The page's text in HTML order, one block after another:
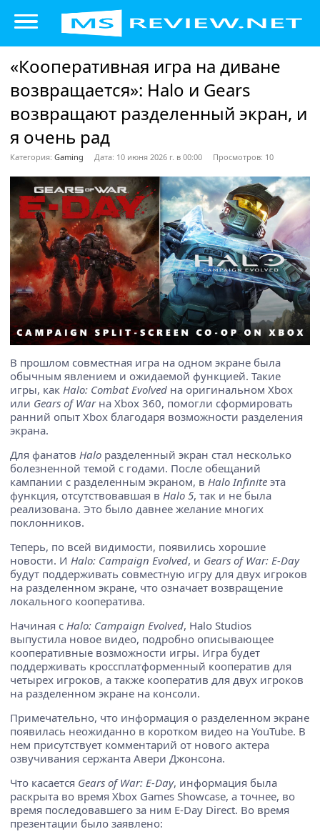
«Кооперативная игра на диване
возвращается»: Halo и Gears
возвращают разделенный экран, и
я очень рад
Категория: Gaming Дата: 10 июня 2026 г. в 00:00 Просмотров: 10
В прошлом совместная игра на одном экране была
обычным явлением и ожидаемой функцией. Такие
игры, как Halo: Combat Evolved на оригинальном Xbox
или Gears of Warна Xbox 360, помогли сформировать
ранний опыт Xbox благодаря возможности разделения
экрана.
Для фанатов Halo разделенный экран стал несколько
болезненной темой с годами. После обещаний
кампании с разделенным экраном, в Halo Infinite эта
функция, отсутствовавшая в Halo 5, так и не была
реализована. Это было давнее желание многих
поклонников.
Теперь, по всей видимости, появились хорошие
новости. И Halo: Campaign Evolved, и Gears of War: E-Day
будут поддерживать совместную игру для двух игроков
на разделенном экране, что означает возвращение
локального кооператива.
Начиная с Halo: Campaign Evolved, Halo Studios
выпустила новое видео, подробно описывающее
кооперативные возможности игры. Игра будет
поддерживать кроссплатформенный кооператив для
четырех игроков, а также кооператив для двух игроков
на разделенном экране на консоли.
Примечательно, что информация о разделенном экране
появилась неожиданно в коротком видео на YouTube. В
нем присутствует комментарий от нового актера
озвучивания сержанта Авери Джонсона.
Что касается Gears of War: E-Day, информация была
раскрыта во время Xbox Games Showcase, а точнее, во
время последовавшего за ним E-Day Direct. Во время
презентации было заявлено: